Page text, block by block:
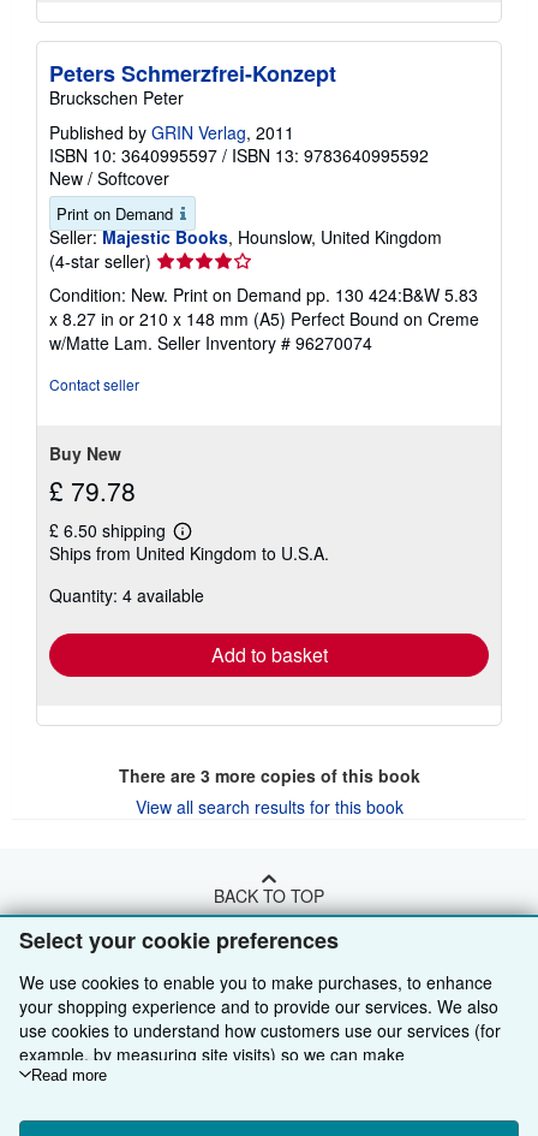
Select your cookie preferences
We use cookies to enable you to make purchases, to enhance
your shopping experience and to provide our services. We also
use cookies to understand how customers use our services (for
example, by measuring site visits) so we can make
improvements. If you agree, we'll also use third-party cookies to
Choose "Decline" to reject, or "Customise" to learn more. You can
Read more
Peters Schmerzfrei-Konzept
Bruckschen Peter
Published by GRIN Verlag, 2011
ISBN 10: 3640995597 / ISBN 13: 9783640995592
New / Softcover
Print on Demand
Seller: Majestic Books, Hounslow, United Kingdom
(4-star seller) Seller
rating
4
out
of
Condition: New. Print on Demand pp. 130 424:B&W 5.83
x 8.27 in or 210 x 148 mm (A5) Perfect Bound on Creme
w/Matte Lam. Seller Inventory # 96270074
Contact seller
Buy New
£ 79.78
£ 6.50 shipping
Learn
more
shipping
Ships from United Kingdom to U.S.A.
Quantity: 4 available
Add to basket
There are 3more copies of this book
View all search results for this book
BACK TO TOP
Shop With Us
Advanced Search
Browse Collections
Sell With Us
Start Selling
About Us